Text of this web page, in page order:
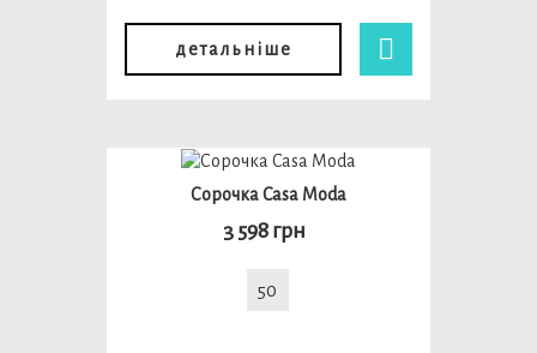
детальніше
Сорочка Casa Moda
3 598 грн
50